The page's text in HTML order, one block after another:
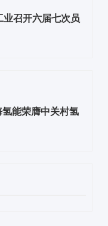
业召开六届七次员
能荣膺中关村氢